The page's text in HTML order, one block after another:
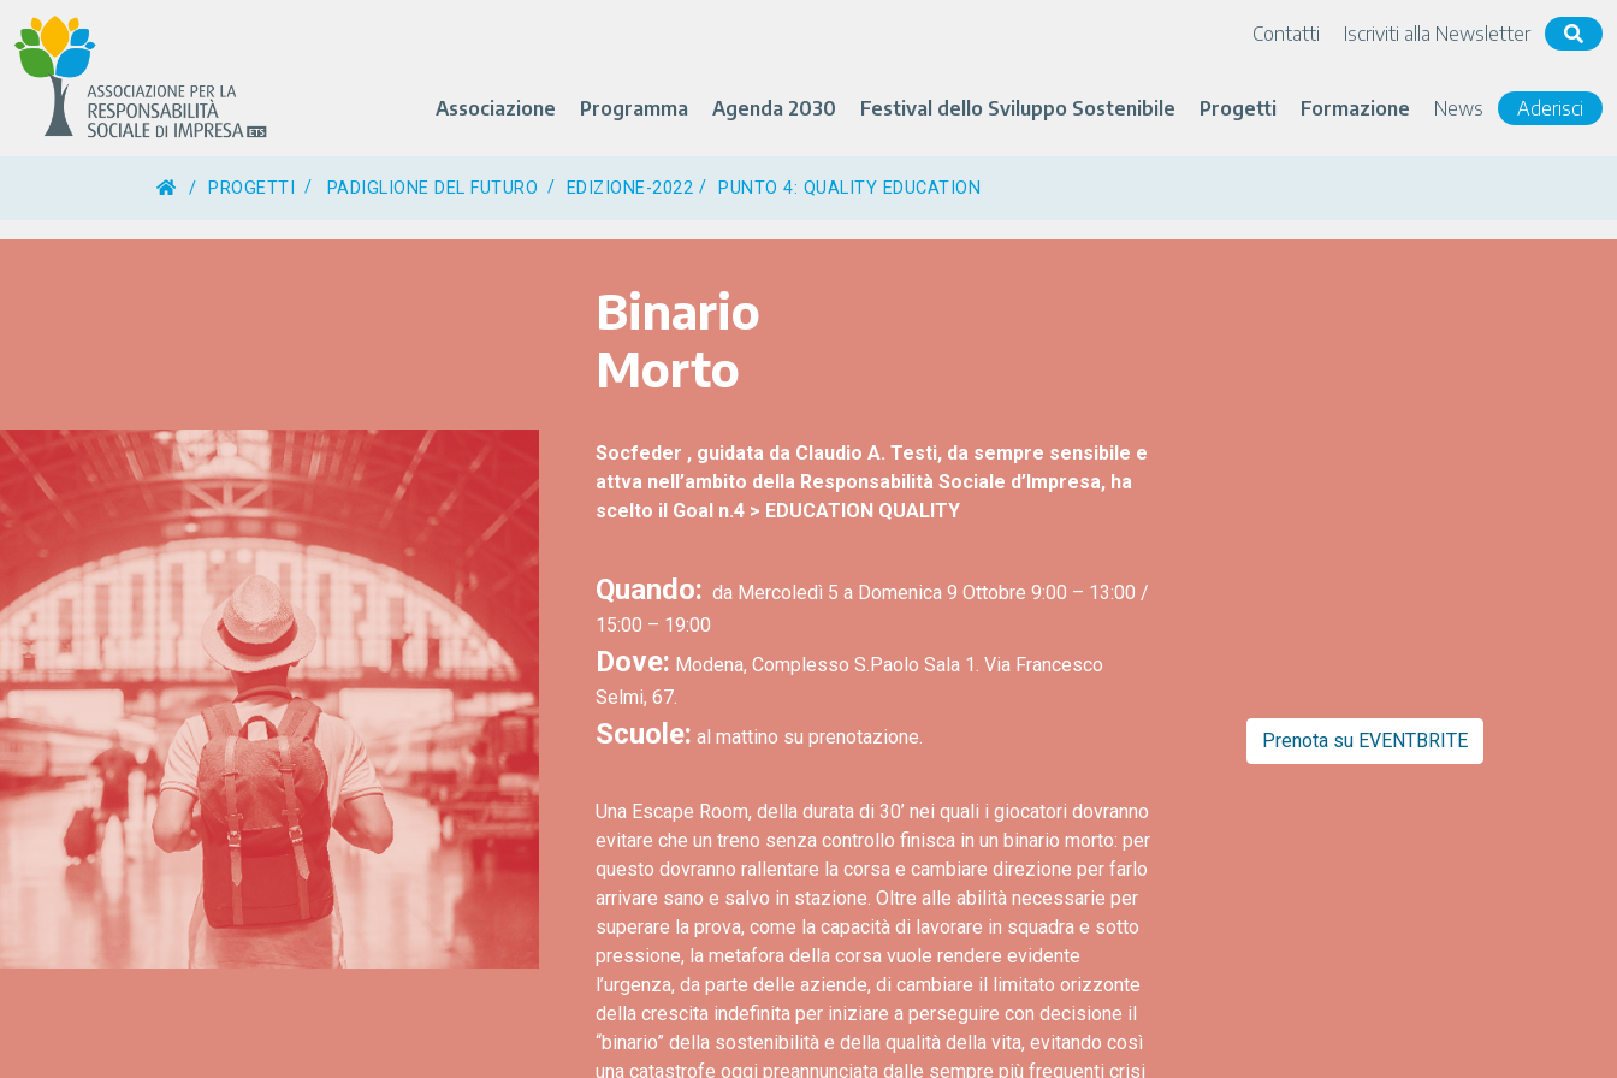
Contatti Iscriviti alla Newsletter
Associazione Programma Agenda 2030 Festival dello Sviluppo Sostenibile Progetti Formazione News Aderisci
/ PROGETTI PADIGLIONE DEL FUTURO EDIZIONE-2022 PUNTO 4: QUALITY EDUCATION
Binario
Morto
Socfeder , guidata da Claudio A. Testi, da sempre sensibile e
attva nell’ambito della Responsabilità Sociale d’Impresa, ha
scelto il Goal n.4 > EDUCATION QUALITY
Quando: da Mercoledì 5 a Domenica 9 Ottobre 9:00 – 13:00 /
15:00 – 19:00
Dove: Modena, Complesso S.Paolo Sala 1. Via Francesco
Selmi, 67.
Scuole: al mattino su prenotazione.
Una Escape Room, della durata di 30’ nei quali i giocatori dovranno
evitare che un treno senza controllo finisca in un binario morto: per
questo dovranno rallentare la corsa e cambiare direzione per farlo
arrivare sano e salvo in stazione. Oltre alle abilità necessarie per
superare la prova, come la capacità di lavorare in squadra e sotto
pressione, la metafora della corsa vuole rendere evidente
l’urgenza, da parte delle aziende, di cambiare il limitato orizzonte
della crescita indefinita per iniziare a perseguire con decisione il
“binario” della sostenibilità e della qualità della vita, evitando così
una catastrofe oggi preannunciata dalle sempre più frequenti crisi
Prenota su EVENTBRITE